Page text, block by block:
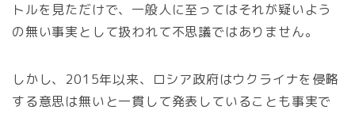
トルを見ただけで、一般人に至ってはそれが疑いよう
の無い事実として扱われて不思議ではありません。
しかし、2015年以来、ロシア政府はウクライナを侵略
する意思は無いと一貫して発表していることも事実で